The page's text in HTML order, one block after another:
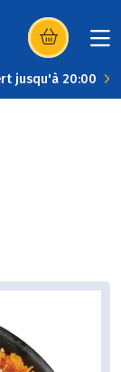
(s’ouvre dans
jusqu'à 20:00